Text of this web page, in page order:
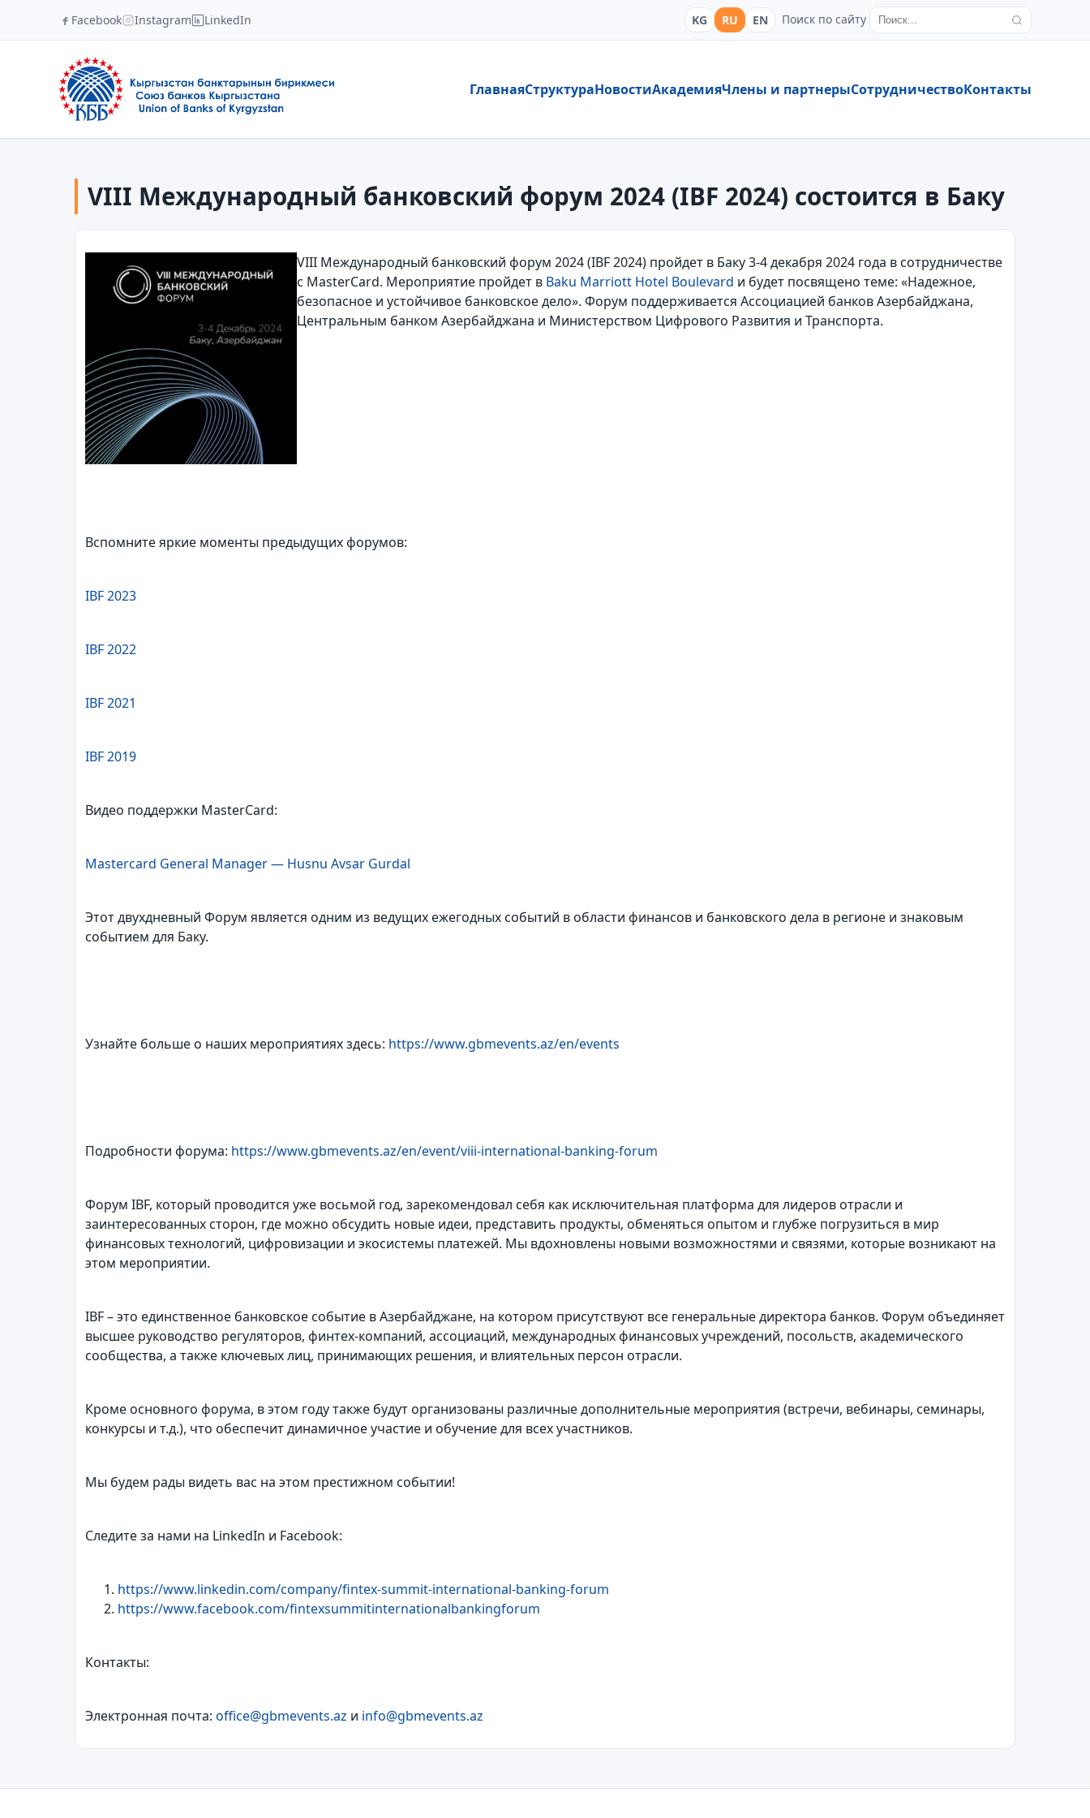
Facebook Instagram LinkedIn KG RU EN Поиск по сайту
ГлавнаяСтруктураНовостиАкадемияЧлены и партнерыСотрудничествоКонтакты
VIII Международный банковский форум 2024 (IBF 2024) состоится в Баку
VIII Международный банковский форум 2024 (IBF 2024) пройдет в Баку 3-4 декабря 2024 года в сотрудничестве
с MasterCard. Мероприятие пройдет в Baku Marriott Hotel Boulevard и будет посвящено теме: «Надежное,
безопасное и устойчивое банковское дело». Форум поддерживается Ассоциацией банков Азербайджана,
Центральным банком Азербайджана и Министерством Цифрового Развития и Транспорта.
Вспомните яркие моменты предыдущих форумов:
IBF 2023
IBF 2022
IBF 2021
IBF 2019
Видео поддержки MasterCard:
Mastercard General Manager — Husnu Avsar Gurdal
Этот двухдневный Форум является одним из ведущих ежегодных событий в области финансов и банковского дела в регионе и знаковым
событием для Баку.
Узнайте больше о наших мероприятиях здесь: https://www.gbmevents.az/en/events
Подробности форума: https://www.gbmevents.az/en/event/viii-international-banking-forum
Форум IBF, который проводится уже восьмой год, зарекомендовал себя как исключительная платформа для лидеров отрасли и
заинтересованных сторон, где можно обсудить новые идеи, представить продукты, обменяться опытом и глубже погрузиться в мир
финансовых технологий, цифровизации и экосистемы платежей. Мы вдохновлены новыми возможностями и связями, которые возникают на
этом мероприятии.
IBF – это единственное банковское событие в Азербайджане, на котором присутствуют все генеральные директора банков. Форум объединяет
высшее руководство регуляторов, финтех-компаний, ассоциаций, международных финансовых учреждений, посольств, академического
сообщества, а также ключевых лиц, принимающих решения, и влиятельных персон отрасли.
Кроме основного форума, в этом году также будут организованы различные дополнительные мероприятия (встречи, вебинары, семинары,
конкурсы и т.д.), что обеспечит динамичное участие и обучение для всех участников.
Мы будем рады видеть вас на этом престижном событии!
Следите за нами на LinkedIn и Facebook:
https://www.linkedin.com/company/fintex-summit-international-banking-forum
https://www.facebook.com/fintexsummitinternationalbankingforum
Контакты:
Электронная почта: office@gbmevents.az и info@gbmevents.az